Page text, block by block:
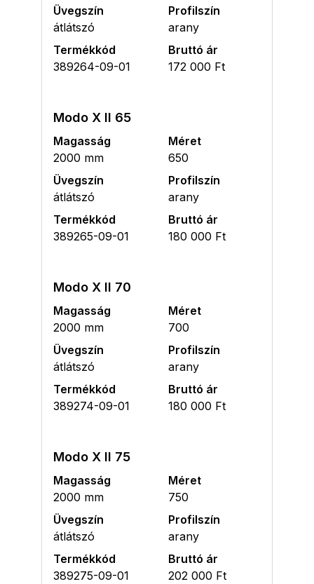
Üvegszín
átlátszó
Profilszín
arany
Termékkód
389264-09-01
Bruttó ár
172 000 Ft
Modo X II 65
Magasság
2000 mm
Méret
650
Üvegszín
átlátszó
Profilszín
arany
Termékkód
389265-09-01
Bruttó ár
180 000 Ft
Modo X II 70
Magasság
2000 mm
Méret
700
Üvegszín
átlátszó
Profilszín
arany
Termékkód
389274-09-01
Bruttó ár
180 000 Ft
Modo X II 75
Magasság
2000 mm
Méret
750
Üvegszín
átlátszó
Profilszín
arany
Termékkód
389275-09-01
Bruttó ár
202 000 Ft